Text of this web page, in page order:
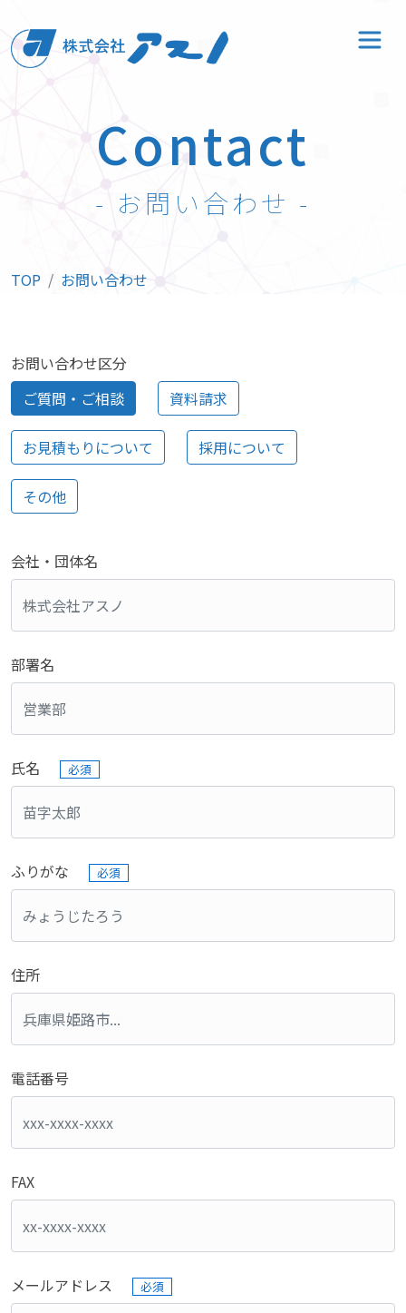
Contact
- お問い合わせ -
TOP お問い合わせ
お問い合わせ区分
ご質問・ご相談
資料請求
お見積もりについて 採用について
その他
会社・団体名
部署名
氏名 必須
ふりがな 必須
住所
電話番号
FAX
メールアドレス 必須